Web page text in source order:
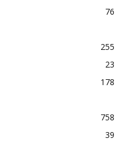
76
255
23
178
758
39